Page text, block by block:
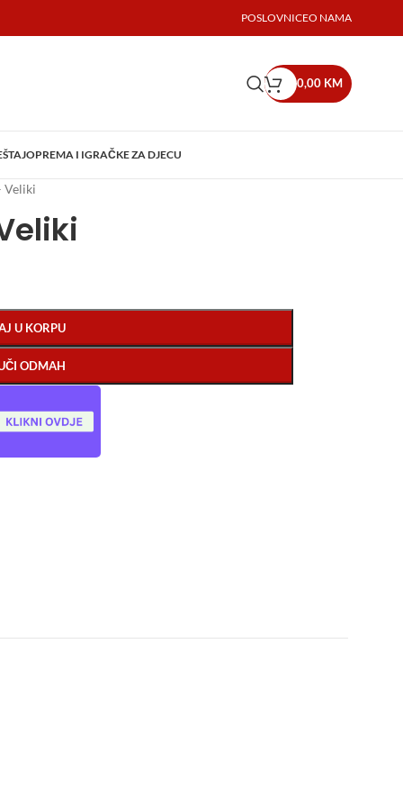
POSLOVNICEO NAMA
0,00 KM
OPREMA I IGRAČKE ZA DJECU
Veliki
U KORPU
ODMAH